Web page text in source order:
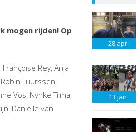
mogen rijden! Op
Rey, Anja
Luurssen,
Vos, Nynke Tilma,
Danielle van
28 apr
13 jan